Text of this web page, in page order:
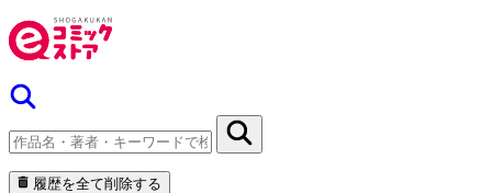
履歴を全て削除する